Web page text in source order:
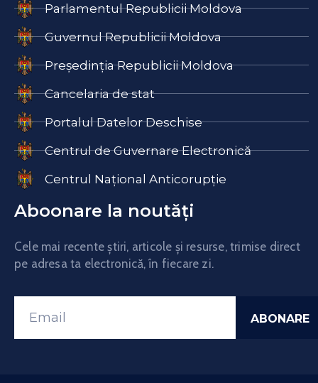
Parlamentul Republicii Moldova
Guvernul Republicii Moldova
Președinția Republicii Moldova
Cancelaria de stat
Portalul Datelor Deschise
Centrul de Guvernare Electronică
Centrul Național Anticorupție
Aboonare la noutăți
Cele mai recente știri, articole și resurse, trimise direct
pe adresa ta electronică, în fiecare zi.